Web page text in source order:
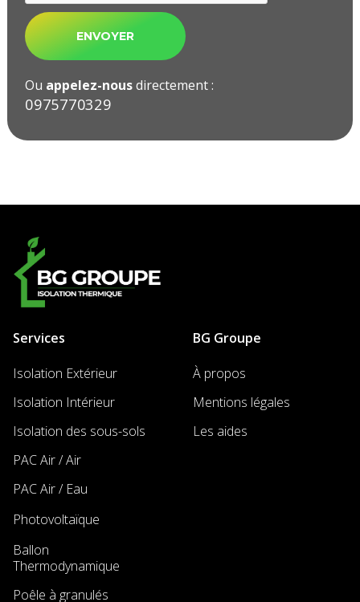
Ou appelez-nousdirectement :
09ㅤ75ㅤ77ㅤ03ㅤ29ㅤ
Services
Isolation Extérieur
Isolation Intérieur
Isolation des sous-sols
PAC Air / Air
PAC Air / Eau
Photovoltaïque
Ballon
Thermodynamique
Poêle à granulés
BG Groupe
À propos
Mentions légales
Les aides